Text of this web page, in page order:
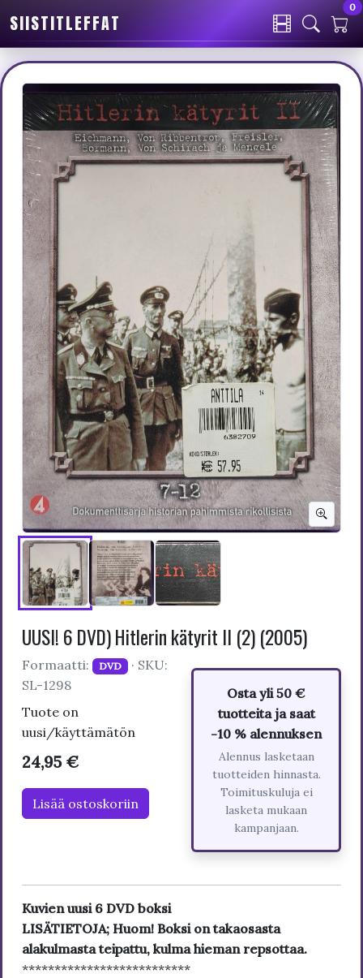
SIISTITLEFFAT
0
UUSI! 6 DVD) Hitlerin kätyrit II (2) (2005)
Formaatti: DVD · SKU:
SL-1298
Tuote on
uusi/käyttämätön
24,95 €
Lisää ostoskoriin
Osta yli 50 €
tuotteita ja saat
-10 % alennuksen
Alennus lasketaan
tuotteiden hinnasta.
Toimituskuluja ei
lasketa mukaan
kampanjaan.
Kuvien uusi 6 DVD boksi
LISÄTIETOJA; Huom! Boksi on takaosasta
alakulmasta teipattu, kulma hieman repsottaa.
**************************